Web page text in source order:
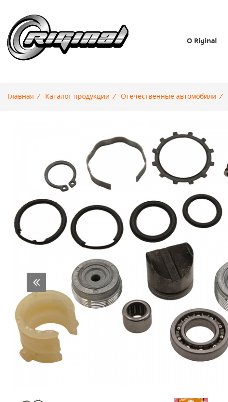
О Riginal
Главная / Каталог продукции / Отечественные автомобили /